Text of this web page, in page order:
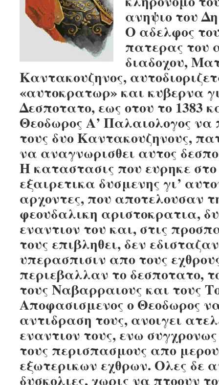
ανηψιο του
Ο αδελφος
πατερας του
διαδοχου,
Καντακουζηνος,
«αυτοκρατωρ» και κυβερνα
Δεσποτατο, εως οτου το 1383
Θεοδωρος Α’ Παλαιολογος να
τους δυο Καντακουζηνους,
να αναγνωρισθει αυτος
Η καταστασις που ευρηκε
εξαιρετικα δυσμενης γι’
αρχοντες, που αποτελουσαν
φεουδαλικη αριστοκρατια,
εναντιον του και, στις
τους επιβληθει, δεν
υπερασπισιν απο τους
περιεβαλλαν το δεσποτατο,
τους Ναβαρραιους και τους
Αποφασισμενος ο Θεοδωρος
αντιδραση τους, ανοιγει
εναντιον τους, ενω
τους περισπασμους απο
εξωτερικων εχθρων. Ολες δε
δυσκολιες, χωρις να πτοουν